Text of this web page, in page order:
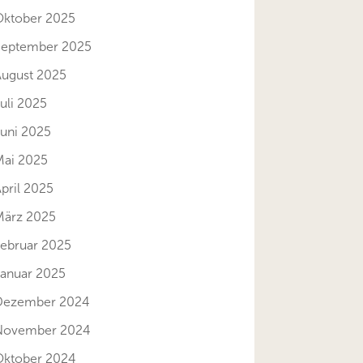
2025
2025
2025
2025
2025
2025
2025
2025
2025
2025
2024
2024
2024